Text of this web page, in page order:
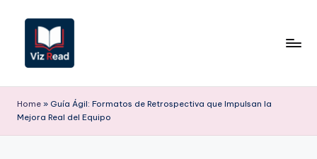
contenido
iz
R
Home » Guía Ágil: Formatos de Retrospectiva que Impulsan la
Mejora Real del Equipo